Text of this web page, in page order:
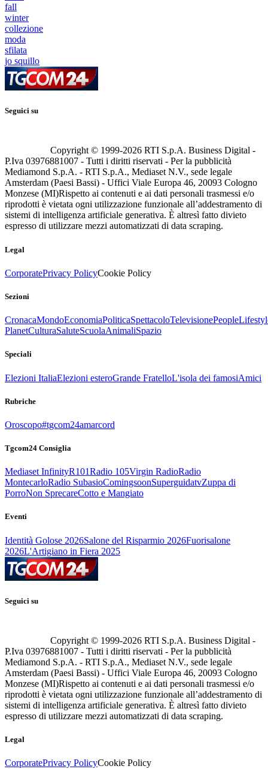
fall
winter
collezione
moda
sfilata
jo squillo
Seguici su
Copyright © 1999-2026 RTI S.p.A. Business Digital -
P.Iva 03976881007 - Tutti i diritti riservati - Per la pubblicità
Mediamond S.p.A. - RTI S.p.A., Mediaset N.V., sede legale
Amsterdam (Paesi Bassi) - Uffici Viale Europa 46, 20093 Cologno
Monzese (MI)Rispetto ai contenuti e ai dati personali trasmessi e/o
riprodotti è vietata ogni utilizzazione funzionale all’addestramento di
sistemi di intelligenza artificiale generativa. È altresì fatto divieto
espresso di utilizzare mezzi automatizzati di data scraping.
Legal
CorporatePrivacy PolicyCookie Policy
Sezioni
CronacaMondoEconomiaPoliticaSpettacoloTelevisionePeople
PlanetCulturaSaluteScuolaAnimaliSpazio
Speciali
Elezioni ItaliaElezioni esteroGrande FratelloL'isola dei famosiAmici
Rubriche
Oroscopo#tgcom24amarcord
Tgcom24 Consiglia
Mediaset InfinityR101Radio 105Virgin RadioRadio
MontecarloRadio SubasioComingsoonSuperguidatvZuppa di
PorroNon SprecareCotto e Mangiato
Eventi
Identità Golose 2026Salone del Risparmio 2026Fuorisalone
2026L'Artigiano in Fiera 2025
Seguici su
Copyright © 1999-2026 RTI S.p.A. Business Digital -
P.Iva 03976881007 - Tutti i diritti riservati - Per la pubblicità
Mediamond S.p.A. - RTI S.p.A., Mediaset N.V., sede legale
Amsterdam (Paesi Bassi) - Uffici Viale Europa 46, 20093 Cologno
Monzese (MI)Rispetto ai contenuti e ai dati personali trasmessi e/o
riprodotti è vietata ogni utilizzazione funzionale all’addestramento di
sistemi di intelligenza artificiale generativa. È altresì fatto divieto
espresso di utilizzare mezzi automatizzati di data scraping.
Legal
CorporatePrivacy PolicyCookie Policy